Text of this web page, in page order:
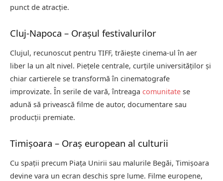
punct de atracție.
Cluj-Napoca – Orașul festivalurilor
Clujul, recunoscut pentru TIFF, trăiește cinema-ul în aer
liber la un alt nivel. Piețele centrale, curțile universităților și
chiar cartierele se transformă în cinematografe
improvizate. În serile de vară, întreaga comunitate se
adună să privească filme de autor, documentare sau
producții premiate.
Timișoara – Oraș european al culturii
Cu spații precum Piața Unirii sau malurile Begăi, Timișoara
devine vara un ecran deschis spre lume. Filme europene,